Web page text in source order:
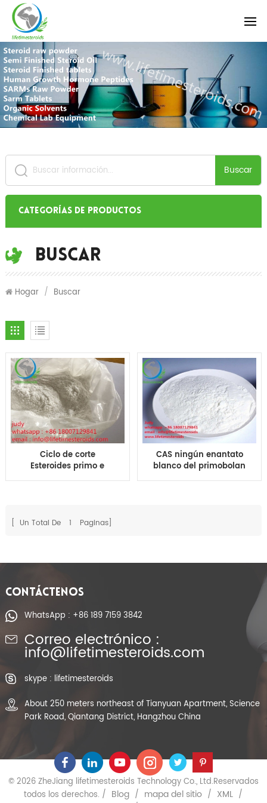
Buscar
Categorías de productos
Buscar
Hogar / Buscar
Ciclo de corte
Esteroides primo e
primo enantato para el
CAS ningún enantato
blanco del primobolan
de Methenolone
[ Un Total De 1 Paginas]
CONTÁCTENOS
WhatsApp : +86 189 7159 3842
Correo electrónico :
info@lifetimesteroids.com
skype : lifetimesteroids
About 250 meters northeast of Tianyuan Apartment, Science
Park Road, Qiantang District, Hangzhou China
© 2026 ZheJiang lifetimesteroids Technology Co., Ltd.Reservados
todos los derechos. / Blog / mapa del sitio / XML /